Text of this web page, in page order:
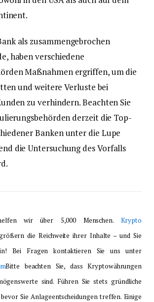
als zusammengebrochen
haben verschiedene
Maßnahmen ergriffen, um die
und weitere Verluste bei
zu verhindern. Beachten Sie
derzeit die Top-
Banken unter die Lupe
die Untersuchung des Vorfalls
wir über 5,000 Menschen. Krypto
die Reichweite ihrer Inhalte – und Sie
Bei Fragen kontaktieren Sie uns unter
Bitte beachten Sie, dass Kryptowährungen
sind. Führen Sie stets gründliche
Sie Anlageentscheidungen treffen. Einige